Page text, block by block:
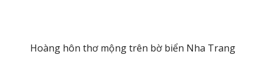
Hoàng hôn thơ mộng trên bờ biển Nha Trang